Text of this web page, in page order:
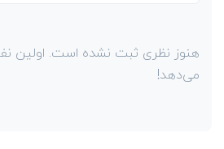
هنوز نظری ثبت نشده است. اولین
می‌دهد!